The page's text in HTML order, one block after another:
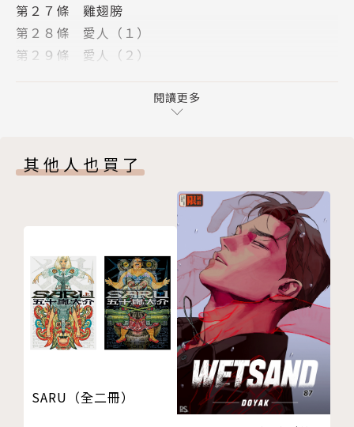
第２７條 雞翅膀
第２８條 愛人（１）
第２９條 愛人（２）
閱讀更多
其他人也買了
SARU（全二冊）